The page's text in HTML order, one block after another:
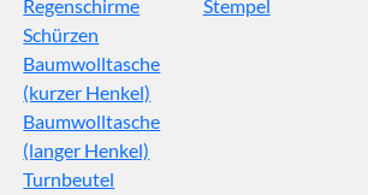
Regenschirme
Schürzen
Stempel
Baumwolltasche
(kurzer Henkel)
Baumwolltasche
(langer Henkel)
Turnbeutel